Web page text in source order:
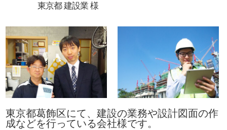
東京都 建設業 様
東京都葛飾区にて、建設の業務や設計図面の作
成などを行っている会社様です。